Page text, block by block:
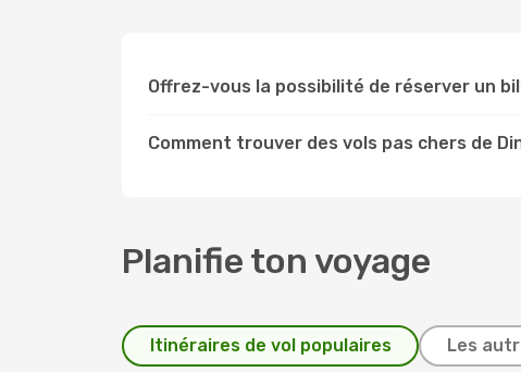
Offrez-vous la possibilité de réserver un
Comment trouver des vols pas chers de
Planifie ton voyage
Itinéraires de vol populaires Les